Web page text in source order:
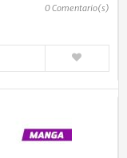
0Comentario(s)